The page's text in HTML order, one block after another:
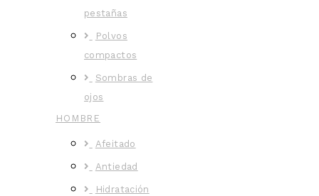
pestañas
Polvos
compactos
Sombras de
ojos
HOMBRE
Afeitado
Antiedad
Hidratación